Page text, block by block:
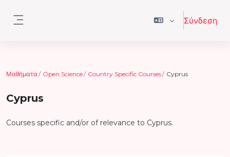
Σύνδεση
Μαθήματα Open Science Country Specific Courses Cyprus
Cyprus
Courses specific and/or of relevance to Cyprus.